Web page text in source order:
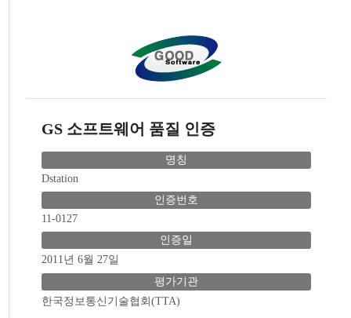
GS 소프트웨어 품질 인증
명칭
Dstation
인증번호
11-0127
인증일
2011년 6월 27일
평가기관
한국정보통신기술협회(TTA)